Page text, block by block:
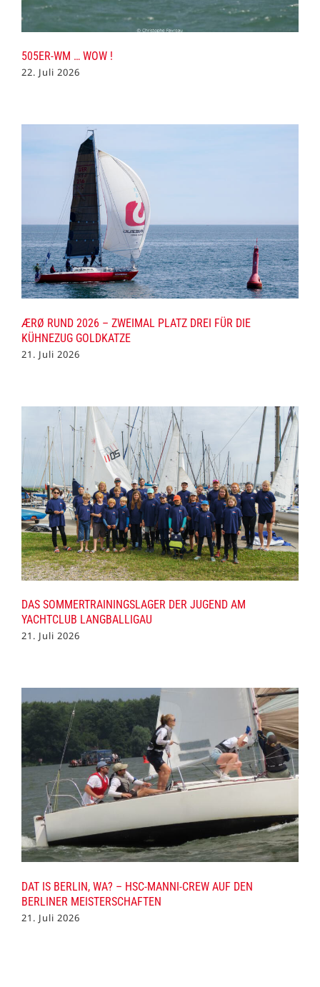
505ER-WM … WOW !
22. Juli 2026
ÆRØ RUND 2026 – ZWEIMAL PLATZ DREI FÜR DIE
KÜHNEZUG GOLDKATZE
21. Juli 2026
DAS SOMMERTRAININGSLAGER DER JUGEND AM
YACHTCLUB LANGBALLIGAU
21. Juli 2026
DAT IS BERLIN, WA? – HSC-MANNI-CREW AUF DEN
BERLINER MEISTERSCHAFTEN
21. Juli 2026